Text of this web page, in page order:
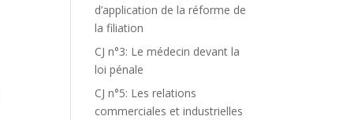
d’application de la réforme de
la filiation
CJ n°3: Le médecin devant la
loi pénale
CJ n°5: Les relations
commerciales et industrielles